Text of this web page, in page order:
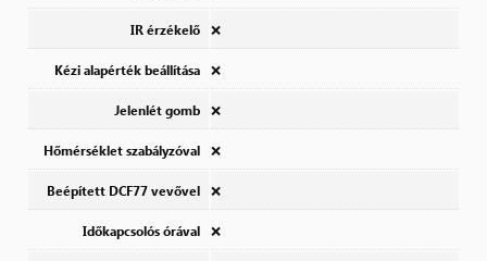
IR érzékelő ❌
Kézi alapérték beállítása ❌
Jelenlét gomb ❌
Hőmérséklet szabályzóval ❌
Beépített DCF77 vevővel ❌
Időkapcsolós órával ❌